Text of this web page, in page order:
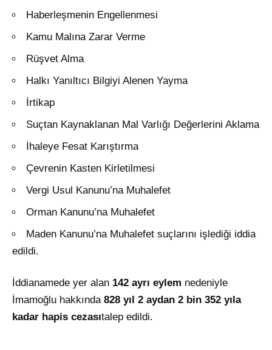
Haberleşmenin Engellenmesi
Kamu Malına Zarar Verme
Rüşvet Alma
Halkı Yanıltıcı Bilgiyi Alenen Yayma
İrtikap
Suçtan Kaynaklanan Mal Varlığı Değerlerini Aklama
İhaleye Fesat Karıştırma
Çevrenin Kasten Kirletilmesi
Vergi Usul Kanunu’na Muhalefet
Orman Kanunu’na Muhalefet
Maden Kanunu’na Muhalefet suçlarını işlediği iddia
edildi.
İddianamede yer alan 142 ayrı eylem nedeniyle
İmamoğlu hakkında 828 yıl 2 aydan 2 bin 352 yıla
kadar hapis cezasıtalep edildi.